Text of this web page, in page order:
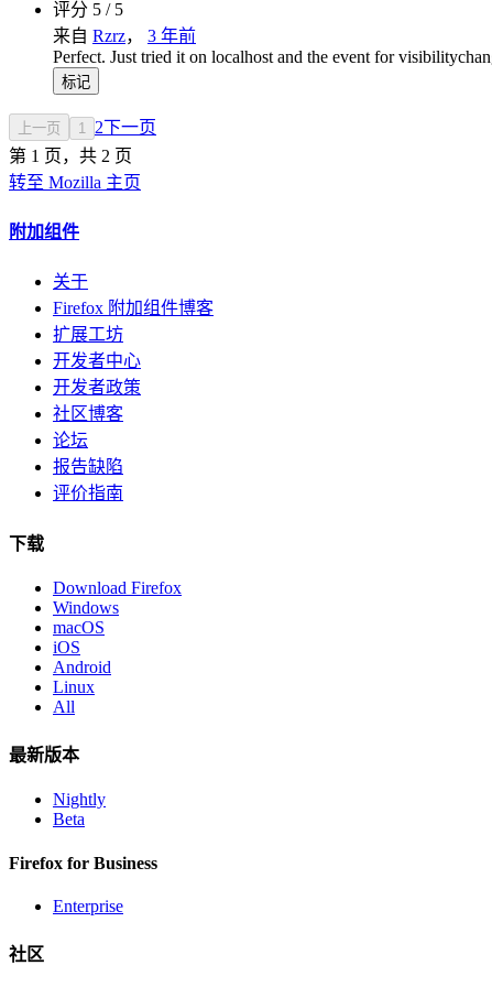
评分 5 / 5
来自 Rzrz， 3 年前
Perfect. Just tried it on localhost and the event for
标记
上一页 1 2下一页
第 1 页，共 2 页
转至 Mozilla 主页
附加组件
关于
Firefox 附加组件博客
扩展工坊
开发者中心
开发者政策
社区博客
论坛
报告缺陷
评价指南
下载
Download Firefox
Windows
macOS
iOS
Android
Linux
All
最新版本
Nightly
Beta
Firefox for Business
Enterprise
社区